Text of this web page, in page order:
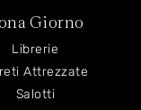
Giorno
Librerie
Attrezzate
Salotti